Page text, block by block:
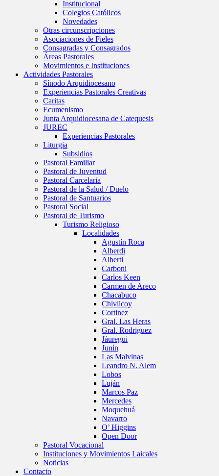
Institucional
Colegios Católicos
Novedades
Otras circunscripciones
Asociaciones de Fieles
Consagradas y Consagrados
Áreas Pastorales
Movimientos e Instituciones
Actividades Pastorales
Sínodo Arquidiocesano
Experiencias Pastorales Creativas
Caritas
Ecumenismo
Junta Arquidiocesana de Catequesis
JUREC
Experiencias Pastorales
Liturgia
Subsidios
Pastoral Familiar
Pastoral de Juventud
Pastoral Carcelaria
Pastoral de la Salud / Duelo
Pastoral de Santuarios
Pastoral Social
Pastoral de Turismo
Turismo Religioso
Localidades
Agustín Roca
Alberdi
Alberti
Carboni
Carlos Keen
Carmen de Areco
Chacabuco
Chivilcoy
Cortinez
Gral. Las Heras
Gral. Rodriguez
Jáuregui
Junín
Las Malvinas
Leandro N. Alem
Lobos
Luján
Marcos Paz
Mercedes
Moquehuá
Navarro
O’ Higgins
Open Door
Pastoral Vocacional
Instituciones y Movimientos Laicales
Noticias
Contacto